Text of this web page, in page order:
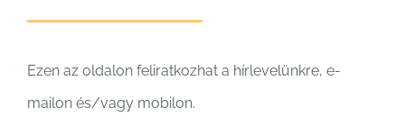
Ezen az oldalon feliratkozhat a hírlevelünkre, e-
mailon és/vagy mobilon.